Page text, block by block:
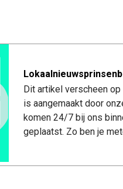
Dit artikel verscheen
is aangemaakt door
komen 24/7 bij ons
geplaatst. Zo ben je